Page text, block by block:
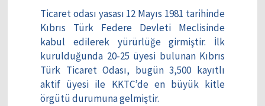
Ticaret odası yasası 12 Mayıs 1981 tarihinde
Kıbrıs Türk Federe Devleti Meclisinde
kabul edilerek yürürlüğe girmiştir. İlk
kurulduğunda 20-25 üyesi bulunan Kıbrıs
Türk Ticaret Odası, bugün 3,500 kayıtlı
aktif üyesi ile KKTC’de en büyük kitle
örgütü durumuna gelmiştir.